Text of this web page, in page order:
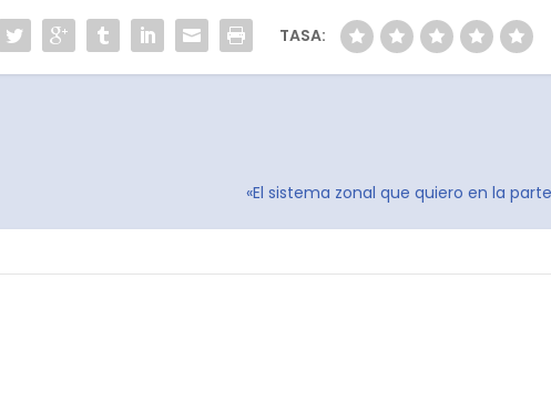
TASA:
«El sistema zonal que quiero en la